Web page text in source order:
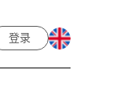
登录